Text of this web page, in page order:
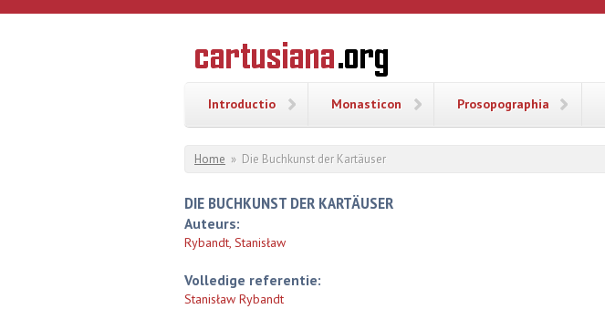
Overslaan en naar de inhoud gaan
CARTUSIANA
Geschiedenis
van de
Introductio Monasticon Prosopographia
U bent hier
Home » Die Buchkunst der Kartäuser
DIE BUCHKUNST DER KARTÄUSER
Auteurs:
Rybandt, Stanisław
Volledige referentie:
Stanisław Rybandt